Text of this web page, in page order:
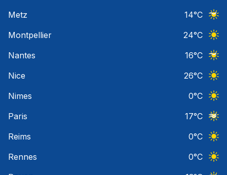
Metz
14°C
Montpellier
24°C
Nantes
16°C
Nice
26°C
Nimes
0°C
Paris
17°C
Reims
0°C
Rennes
0°C